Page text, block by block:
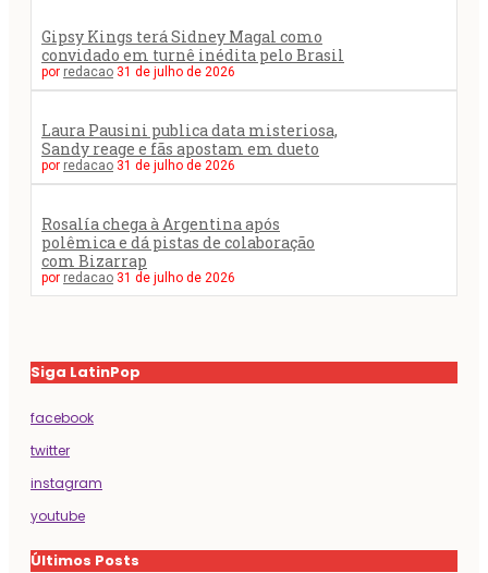
Gipsy Kings terá Sidney Magal como
convidado em turnê inédita pelo Brasil
por redacao 31 de julho de 2026
Laura Pausini publica data misteriosa,
Sandy reage e fãs apostam em dueto
por redacao 31 de julho de 2026
Rosalía chega à Argentina após
polêmica e dá pistas de colaboração
com Bizarrap
por redacao 31 de julho de 2026
Siga LatinPop
facebook
twitter
instagram
youtube
Últimos Posts